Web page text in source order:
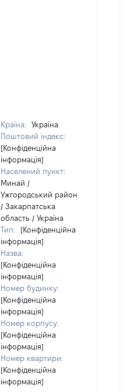
Країна:
Україна
Поштовий індекс:
[Конфіденційна
інформація]
Населений пункт:
Минай /
Ужгородський район
/ Закарпатська
область / Україна
Тип:
[Конфіденційна
інформація]
Назва:
[Конфіденційна
інформація]
Номер будинку:
[Конфіденційна
інформація]
Номер корпусу:
[Конфіденційна
інформація]
Номер квартири:
[Конфіденційна
інформація]